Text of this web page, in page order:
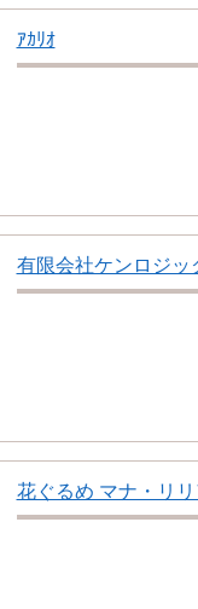
ｱｶﾘｵ
有限会社ケンロジッ
花ぐるめ マナ・リ